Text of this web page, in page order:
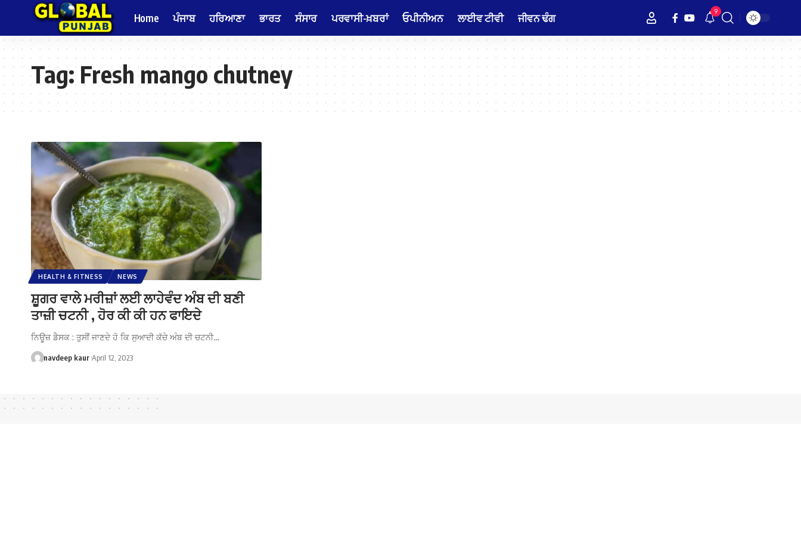
Home ਪੰਜਾਬ ਹਰਿਆਣਾ ਭਾਰਤ ਸੰਸਾਰ ਪਰਵਾਸੀ-ਖ਼ਬਰਾਂ ਓਪੀਨੀਅਨ ਲਾਈਵ ਟੀਵੀ ਜੀਵਨ ਢੰਗ 9
Tag:Fresh mango chutney
HEALTH & FITNESS NEWS
ਸ਼ੂਗਰ ਵਾਲੇ ਮਰੀਜ਼ਾਂ ਲਈ ਲਾਹੇਵੰਦ ਅੰਬ ਦੀ ਬਣੀ
ਤਾਜ਼ੀ ਚਟਨੀ , ਹੋਰ ਕੀ ਕੀ ਹਨ ਫਾਇਦੇ
ਨਿਊਜ਼ ਡੈਸਕ : ਤੁਸੀਂ ਜਾਣਦੇ ਹੋ ਕਿ ਸੁਆਦੀ ਕੱਚੇ ਅੰਬ ਦੀ ਚਟਨੀ…
navdeep kaur April 12, 2023